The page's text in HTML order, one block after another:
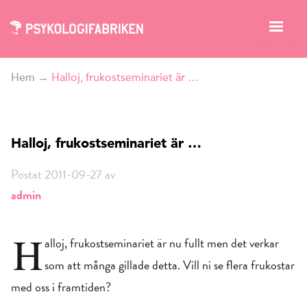
Hem → Halloj, frukostseminariet är …
Halloj, frukostseminariet är …
Postat 2011-09-27 av
admin
Halloj, frukostseminariet är nu fullt men det verkar
som att många gillade detta. Vill ni se flera frukostar
med oss i framtiden?